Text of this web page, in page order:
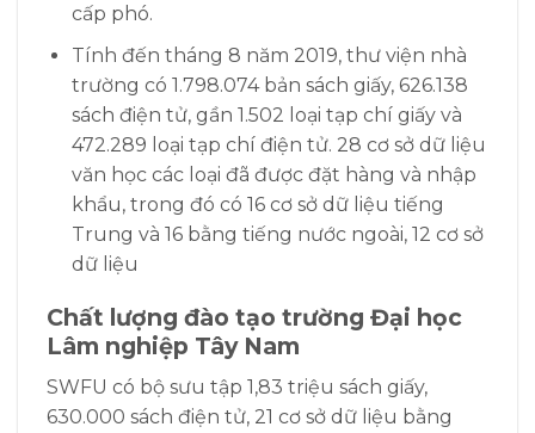
cấp phó.
Tính đến tháng 8 năm 2019, thư viện nhà
trường có 1.798.074 bản sách giấy, 626.138
sách điện tử, gần 1.502 loại tạp chí giấy và
472.289 loại tạp chí điện tử. 28 cơ sở dữ liệu
văn học các loại đã được đặt hàng và nhập
khẩu, trong đó có 16 cơ sở dữ liệu tiếng
Trung và 16 bằng tiếng nước ngoài, 12 cơ sở
dữ liệu
Chất lượng đào tạo trường Đại học
Lâm nghiệp Tây Nam
SWFU có bộ sưu tập 1,83 triệu sách giấy,
630.000 sách điện tử, 21 cơ sở dữ liệu bằng